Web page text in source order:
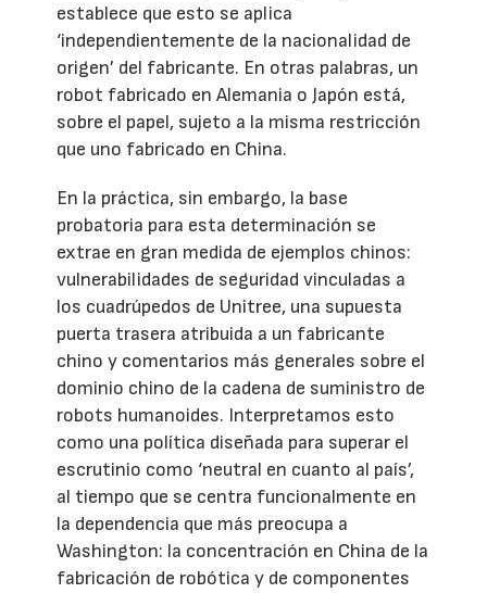
establece que esto se aplica
‘independientemente de la nacionalidad de
origen’ del fabricante. En otras palabras, un
robot fabricado en Alemania o Japón está,
sobre el papel, sujeto a la misma restricción
que uno fabricado en China.
En la práctica, sin embargo, la base
probatoria para esta determinación se
extrae en gran medida de ejemplos chinos:
vulnerabilidades de seguridad vinculadas a
los cuadrúpedos de Unitree, una supuesta
puerta trasera atribuida a un fabricante
chino y comentarios más generales sobre el
dominio chino de la cadena de suministro de
robots humanoides. Interpretamos esto
como una política diseñada para superar el
escrutinio como ‘neutral en cuanto al país’,
al tiempo que se centra funcionalmente en
la dependencia que más preocupa a
Washington: la concentración en China de la
fabricación de robótica y de componentes